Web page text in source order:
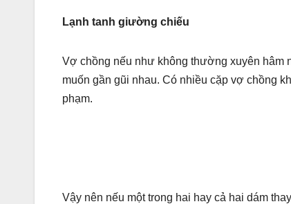
Lạnh tanh giường chiếu
Vợ chồng nếu như không thường xuyên hâm
muốn gần gũi nhau. Có nhiều cặp vợ chồng
phạm.
Vậy nên nếu một trong hai hay cả hai dám